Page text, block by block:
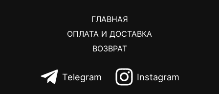
ГЛАВНАЯ
ОПЛАТА И ДОСТАВКА
ВОЗВРАТ
Telegram Instagram